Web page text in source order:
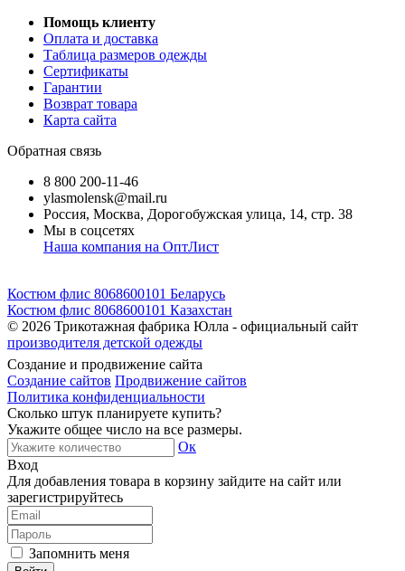
Помощь клиенту
Оплата и доставка
Таблица размеров одежды
Сертификаты
Гарантии
Возврат товара
Карта сайта
Обратная связь
8 800 200-11-46
ylasmolensk@mail.ru
Россия, Москва, Дорогобужская улица, 14, стр. 38
Мы в соцсетях
Наша компания на ОптЛист
Костюм флис 8068600101 Беларусь
Костюм флис 8068600101 Казахстан
© 2026 Трикотажная фабрика Юлла - официальный сайт
производителя детской одежды
Создание и продвижение сайта
Создание сайтов Продвижение сайтов
Политика конфиденциальности
Сколько штук планируете купить?
Укажите общее число на все размеры.
Ок
Вход
Для добавления товара в корзину зайдите на сайт или
зарегистрируйтесь
Запомнить меня